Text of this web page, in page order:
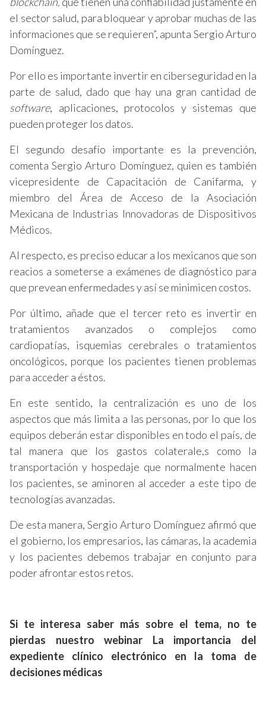
el sector salud, para bloquear y aprobar muchas de las
informaciones que se requieren”, apunta Sergio Arturo
Domínguez.
Por ello es importante invertir en ciberseguridad en la
parte de salud, dado que hay una gran cantidad de
software, aplicaciones, protocolos y sistemas que
pueden proteger los datos.
El segundo desafío importante es la prevención,
comenta Sergio Arturo Domínguez, quien es también
vicepresidente de Capacitación de Canifarma, y
miembro del Área de Acceso de la Asociación
Mexicana de Industrias Innovadoras de Dispositivos
Médicos.
Al respecto, es preciso educar a los mexicanos que son
reacios a someterse a exámenes de diagnóstico para
que prevean enfermedades y así se minimicen costos.
Por último, añade que el tercer reto es invertir en
tratamientos avanzados o complejos como
cardiopatías, isquemias cerebrales o tratamientos
oncológicos, porque los pacientes tienen problemas
para acceder a éstos.
En este sentido, la centralización es uno de los
aspectos que más limita a las personas, por lo que los
equipos deberán estar disponibles en todo el país, de
tal manera que los gastos colaterale,s como la
transportación y hospedaje que normalmente hacen
los pacientes, se aminoren al acceder a este tipo de
tecnologías avanzadas.
De esta manera, Sergio Arturo Domínguez afirmó que
el gobierno, los empresarios, las cámaras, la academia
y los pacientes debemos trabajar en conjunto para
poder afrontar estos retos.
Si te interesa saber más sobre el tema, no te
pierdas nuestro webinar La importancia del
expediente clínico electrónico en la toma de
decisiones médicas